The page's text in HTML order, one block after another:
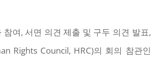
여, 서면 의견 제출 및 구두 의견 발표,
Rights Council, HRC)의 회의 참관인